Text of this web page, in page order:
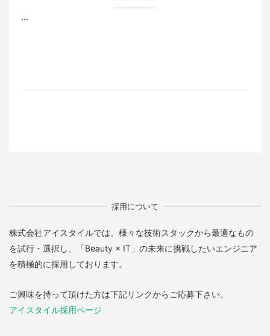
...
採用について
株式会社アイスタイルでは、様々な技術スタックから最適なもの
を試行・選択し、「Beauty × IT」の未来に挑戦したいエンジニア
を積極的に採用しております。
ご興味を持って頂けた方は下記リンクからご応募下さい。
アイスタイル採用ページ